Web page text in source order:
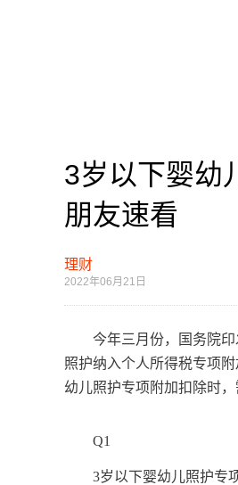
3岁以下婴幼
朋友速看
理财
2022年06月21日
今年三月份，国务院印
照护纳入个人所得税专项
幼儿照护专项附加扣除时
Q1
3岁以下婴幼儿照护专项